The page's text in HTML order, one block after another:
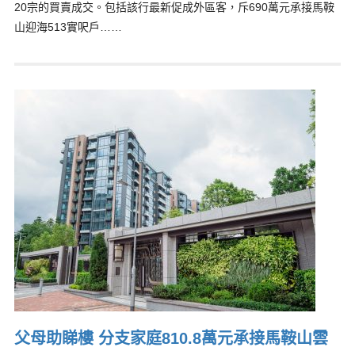
20宗的買賣成交。包括該行最新促成外區客，斥690萬元承接馬鞍
山迎海513實呎戶……
父母助睇樓 分支家庭810.8萬元承接馬鞍山雲